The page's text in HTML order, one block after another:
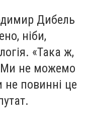
Дибель
ніби,
«Така ж,
Ми не можемо
не повинні це